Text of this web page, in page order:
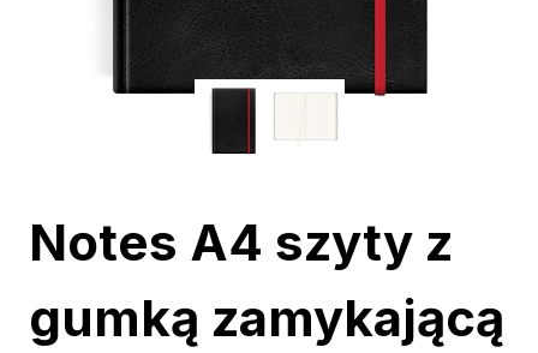
Notes A4 szyty z
gumką zamykającą